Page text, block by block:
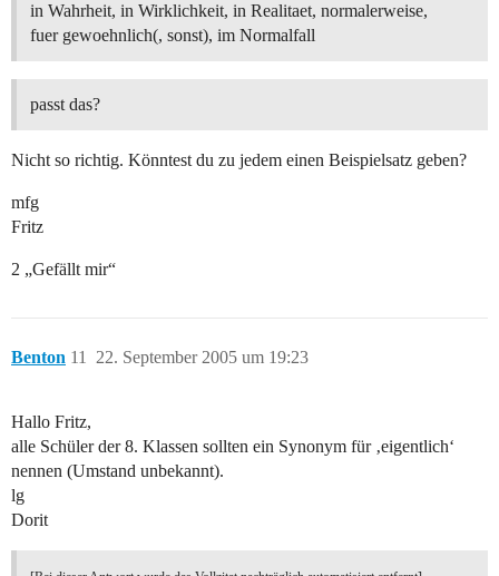
in Wahrheit, in Wirklichkeit, in Realitaet, normalerweise,
fuer gewoehnlich(, sonst), im Normalfall
passt das?
Nicht so richtig. Könntest du zu jedem einen Beispielsatz geben?
mfg
Fritz
2 „Gefällt mir“
Benton 22. September 2005 um 19:23
11
Hallo Fritz,
alle Schüler der 8. Klassen sollten ein Synonym für ‚eigentlich‘
nennen (Umstand unbekannt).
lg
Dorit